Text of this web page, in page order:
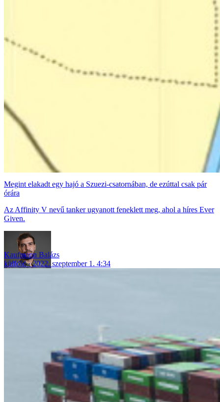
Megint elakadt egy hajó a Szuezi-csatornában, de ezúttal csak pár
órára
Az Affinity V nevű tanker ugyanott feneklett meg, ahol a híres Ever
Given.
Kaufmann Balázs
külföld
2022. szeptember 1. 4:34